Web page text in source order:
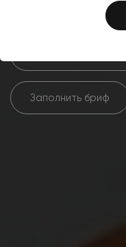
Заполнить бриф